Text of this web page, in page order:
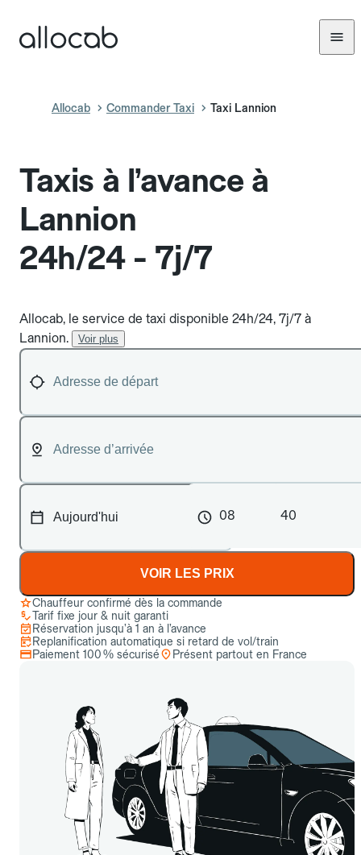
Allocab Commander Taxi Taxi Lannion
Taxis à l’avance à
Lannion
24h/24 - 7j/7
Allocab, le service de taxi disponible 24h/24, 7j/7 à
Lannion.
Voir plus
08 40
VOIR LES PRIX
Chauffeur confirmé dès la commande
Tarif fixe jour & nuit garanti
Réservation jusqu’à 1 an à l’avance
Replanification automatique si retard de vol/train
Paiement 100 % sécurisé
Présent partout en France